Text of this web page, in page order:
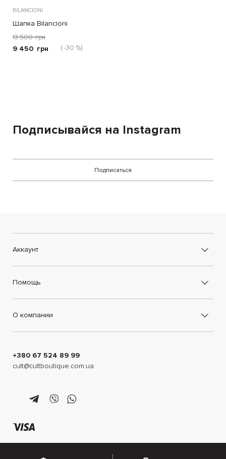
BILANCIONI
Шапка Bilancioni
коричневая
13 500 грн
9 450 грн ( -30 %)
Подписывайся на Instagram
Подписаться
Аккаунт
Помощь
О компании
+380 67 524 89 99
cult@cultboutique.com.ua